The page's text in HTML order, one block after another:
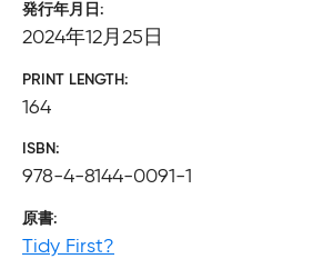
発行年月日
2024年12月25日
PRINT LENGTH
164
ISBN
978-4-8144-0091-1
原書
Tidy First?